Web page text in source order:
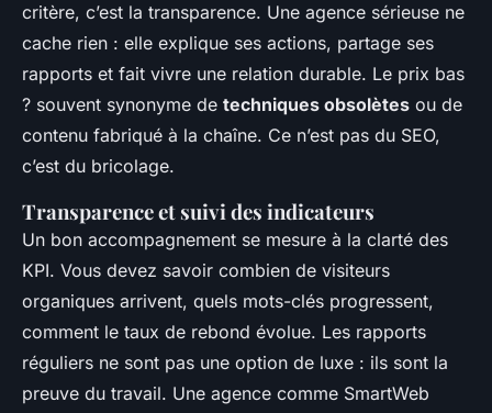
critère, c’est la transparence. Une agence sérieuse ne
cache rien : elle explique ses actions, partage ses
rapports et fait vivre une relation durable. Le prix bas
? souvent synonyme de techniques obsolètes ou de
contenu fabriqué à la chaîne. Ce n’est pas du SEO,
c’est du bricolage.
Transparence et suivi des indicateurs
Un bon accompagnement se mesure à la clarté des
KPI. Vous devez savoir combien de visiteurs
organiques arrivent, quels mots-clés progressent,
comment le taux de rebond évolue. Les rapports
réguliers ne sont pas une option de luxe : ils sont la
preuve du travail. Une agence comme SmartWeb